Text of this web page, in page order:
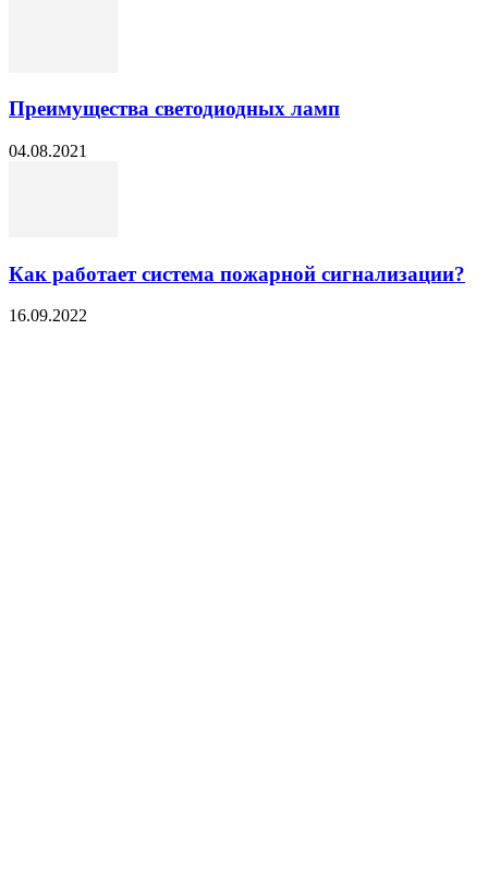
Преимущества светодиодных ламп
04.08.2021
Как работает система пожарной сигнализации?
16.09.2022